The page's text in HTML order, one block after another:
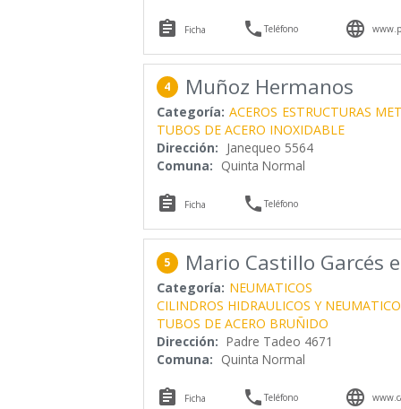
 Ficha Teléfono 
4 Muñoz Hermanos
Categoría: ACEROS ESTRUCTURAS
TUBOS DE ACERO INOXIDABLE
Dirección: Janequeo 5564
Comuna: Quinta Normal
 Ficha Teléfono
5 Mario Castillo Garcés
Categoría: NEUMATICOS
CILINDROS HIDRAULICOS Y
TUBOS DE ACERO BRUÑIDO
Dirección: Padre Tadeo 4671
Comuna: Quinta Normal
 Ficha Teléfono 